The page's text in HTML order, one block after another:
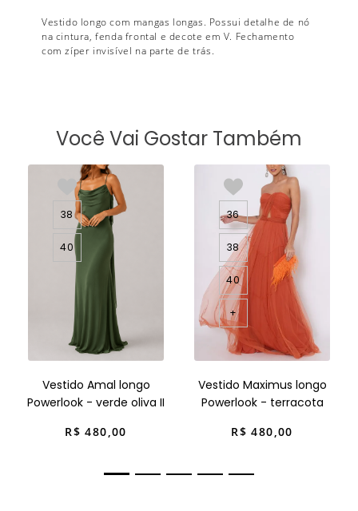
Vestido longo com mangas longas. Possui detalhe de nó
na cintura, fenda frontal e decote em V. Fechamento
com zíper invisível na parte de trás.
Você Vai Gostar Também
38
40
Vestido Amal longo
Powerlook - verde oliva II
R$ 480,00
36
38
40
+
Vestido Maximus longo
Powerlook - terracota
R$ 480,00